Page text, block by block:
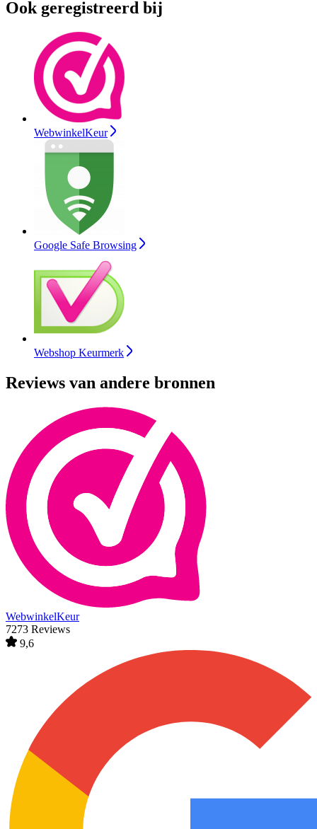
Ook geregistreerd bij
WebwinkelKeur
Google Safe Browsing
Webshop Keurmerk
Reviews van andere bronnen
WebwinkelKeur
7273 Reviews
9,6